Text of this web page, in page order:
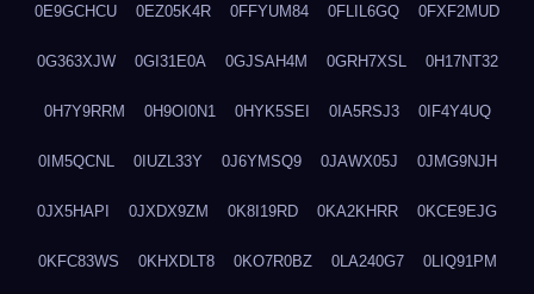
0E9GCHCU 0EZ05K4R 0FFYUM84 0FLIL6GQ 0FXF2MUD
0G363XJW 0GI31E0A 0GJSAH4M 0GRH7XSL 0H17NT32
0H7Y9RRM 0H9OI0N1 0HYK5SEI 0IA5RSJ3 0IF4Y4UQ
0IM5QCNL 0IUZL33Y 0J6YMSQ9 0JAWX05J 0JMG9NJH
0JX5HAPI 0JXDX9ZM 0K8I19RD 0KA2KHRR 0KCE9EJG
0KFC83WS 0KHXDLT8 0KO7R0BZ 0LA240G7 0LIQ91PM